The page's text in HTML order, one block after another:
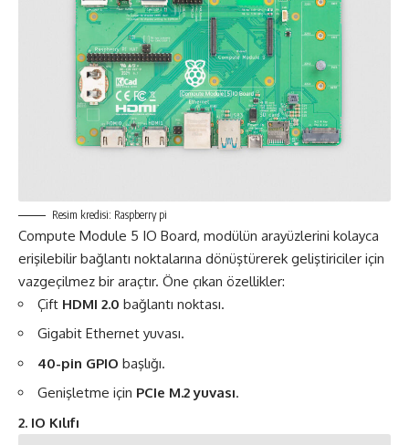
Resim kredisi: Raspberry pi
Compute Module 5 IO Board, modülün arayüzlerini kolayca
erişilebilir bağlantı noktalarına dönüştürerek geliştiriciler için
vazgeçilmez bir araçtır. Öne çıkan özellikler:
Çift HDMI 2.0 bağlantı noktası.
Gigabit Ethernet yuvası.
40-pin GPIO başlığı.
Genişletme için PCIe M.2 yuvası.
2. IO Kılıfı